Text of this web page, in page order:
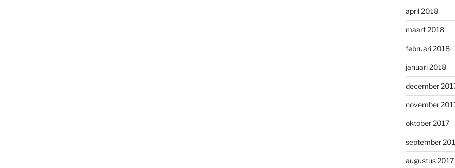
april 2018
maart 2018
februari 2018
januari 2018
december
november
oktober 2017
september
augustus 2017